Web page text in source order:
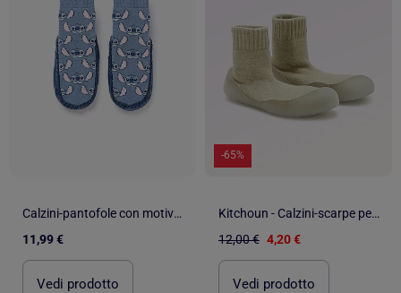
Calzini-pantofole con motivo stitch
11,99 €
Vedi prodotto
-65%
Kitchoun - Calzini-scarpe per motricità 3 'Primi passi'
12,00 € 4,20 €
Vedi prodotto